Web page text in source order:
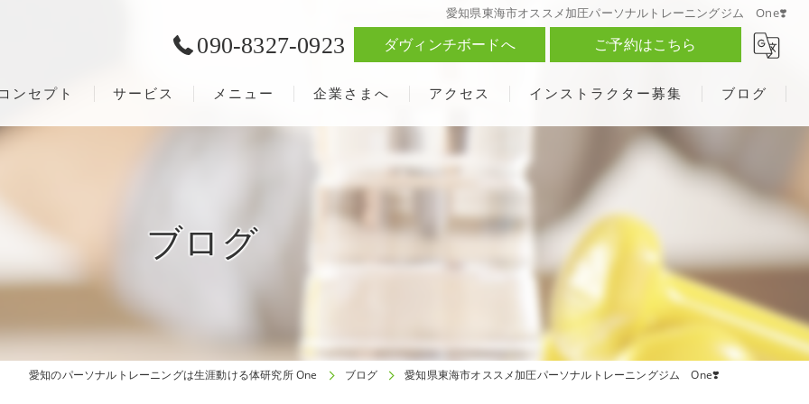
愛知県東海市オススメ加圧パーソナルトレーニングジム One❣️
090-8327-0923 ダヴィンチボードへ ご予約はこちら
ンセプト サービス メニュー 企業さまへ アクセス インストラクター募集 ブログ
ブログ
愛知のパーソナルトレーニングは生涯動ける体研究所 One ブログ 愛知県東海市オススメ加圧パーソナルトレーニングジム One❣️